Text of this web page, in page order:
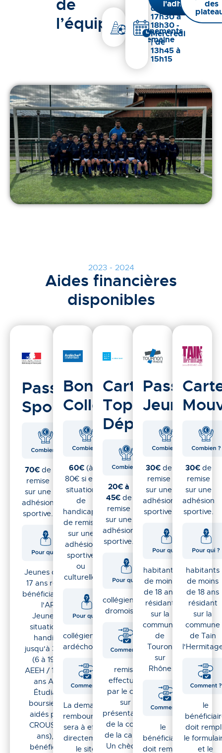
de
l’équipe
entrainements
par semaine
de
17h30 à
18h30 -
Mercredi
| de
13h45 à
15h15
l'adhésion des
2023 - 2024
Aides financières
disponibles
Pass
Sport
70€ de
remise
sur une
adhésion
sportive.
Jeunes de 14 à
17 ans révolus
bénéficiaires de
l'ARS
Jeunes en
situation de
handicap
jusqu'à 30 ans
(6 à 19 ans
AEEH / 16 à 30
ans AAH)
Étudiants
boursiers ou
aidés par le
CROUS (-28
ans), ou
bénéficiaire
Bonus
Collégien
60€(à
80€ si en
situation
de
handicap)
de remise
sur une
adhésion
sportive
ou
culturelle.
collégiens
ardéchois
La demande de
remboursement
sera à effectuer
directement sur
le site du
Carte
Top
Départ
20€ à
45€de
remise
sur une
adhésion
sportive.
collégiens
dromois.
remise
effectuée
par le club
sur
présentation
de la copie
de la carte ;
Un chèque
Pass
Jeunes
30€de
remise
sur une
adhésion
sportive.
habitants
de moins
de 18 ans
résidant
sur la
commune
de
Touron
sur
Rhône
le
bénéficiaire
doit remplir
30€de
remise
sur une
adhésion
sportive.
habitants
de moins
de 18 ans
résidant
sur la
commune
de Tain
le
doit
le
et le